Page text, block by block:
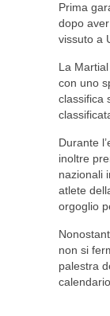
Prima
dopo
vissuto a
La
con uno
classifica
Durante
inoltre
nazionali
atlete
orgoglio
non si
palestra